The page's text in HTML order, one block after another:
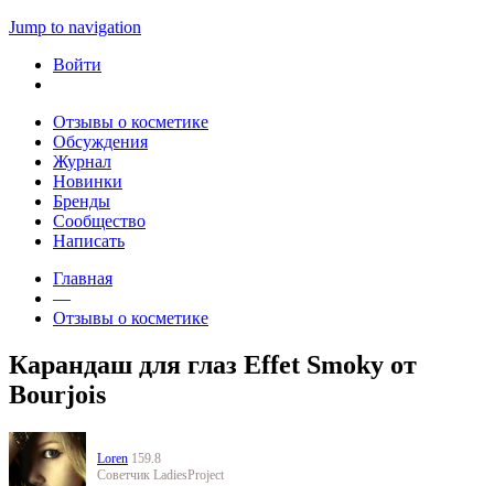
Jump to navigation
Войти
Отзывы о косметике
Обсуждения
Журнал
Новинки
Бренды
Сообщество
Написать
Главная
—
Отзывы о косметике
Карандаш для глаз Effet Smoky от
Bourjois
Loren 159.8
Советчик LadiesProject